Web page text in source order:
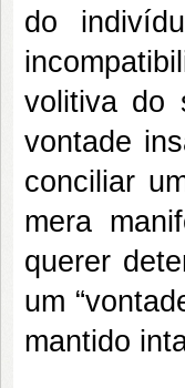
do
volitiva do
vontade
conciliar
mera
querer
um
mantido